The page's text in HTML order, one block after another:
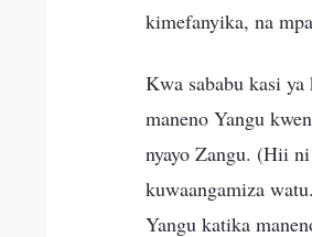
kimefanyika, na
Kwa sababu kasi
maneno Yangu
nyayo Zangu. (Hii
kuwaangamiza
Yangu katika